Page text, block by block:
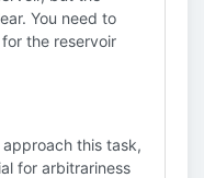
You need to
the reservoir
this task,
for arbitrariness